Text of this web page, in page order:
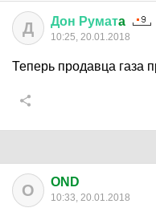
Д Дон Руматa
10:25, 20.01.2018
Теперь продавца газа
O OND
10:33, 20.01.2018